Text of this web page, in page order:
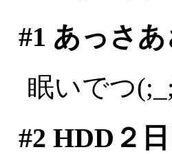
#1 あっさ
眠いでつ
#2 HDD２日